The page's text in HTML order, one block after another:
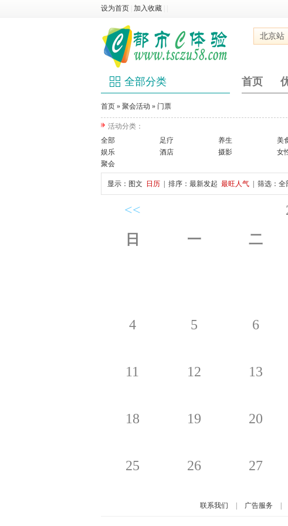
设为首页 加入收藏
北京站
全部分类 首页
首页 » 聚会活动 » 门票
活动分类：
全部
足疗 养生 美
娱乐
酒店 摄影 女
聚会
显示： 图文 日历 | 排序： 最新发起 最旺人气 | 筛选： 全
<<
日
一 二
4 5 6
11 12 13
18 19 20
25 26 27
联系我们 广告服务